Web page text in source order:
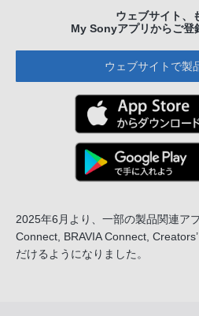
ウェブサイト、
My Sonyアプリからご登
ウェブサイトで製
2025年6月より、一部の製品関連ア
Connect, BRAVIA Connect,
だけるようになりました。